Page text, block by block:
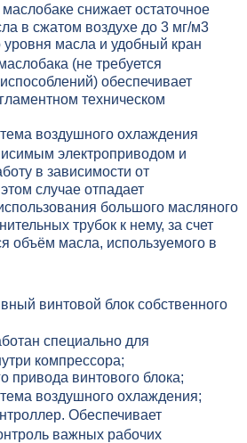
снижает остаточное
в сжатом воздухе до 3 мг/м3
масла и удобный кран
(не требуется
обеспечивает
техническом
воздушного охлаждения
электроприводом и
в зависимости от
случае отпадает
большого масляного
трубок к нему, за счет
объём масла, используемого в
винтовой блок собственного
специально для
компрессора;
привода винтового блока;
воздушного охлаждения;
Обеспечивает
важных рабочих